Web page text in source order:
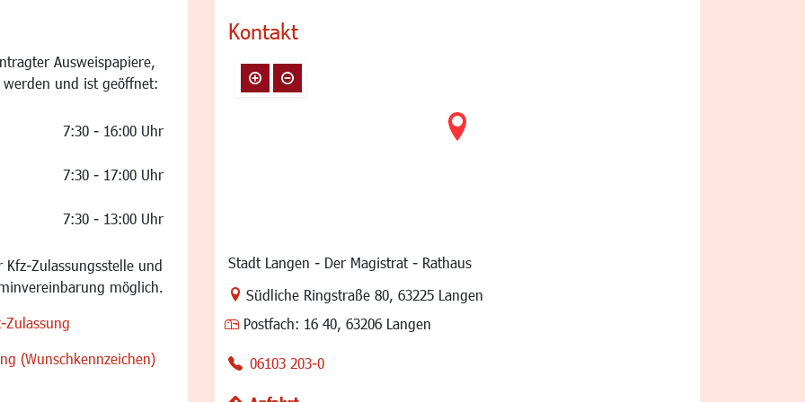
Ausweispapiere,
und ist geöffnet:
7:30 - 16:00 Uhr
7:30 - 17:00 Uhr
7:30 - 13:00 Uhr
Zulassungsstelle und
möglich.
Zulassung
(Wunschkennzeichen)
Kontakt
Stadt Langen - Der Magistrat - Rathaus
Link zur Google-Maps Navigation
Südliche Ringstraße 80, 63225 Langen
Postfach: 16 40, 63206 Langen
06103 203-0